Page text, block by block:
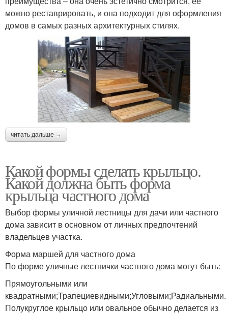
можно реставрировать, и она подходит для оформления
домов в самых разных архитектурных стилях.
читать дальше →
Какой формы сделать крыльцо.
Какой должна быть форма
крыльца частного дома
Выбор формы уличной лестницы для дачи или частного
дома зависит в основном от личных предпочтений
владельцев участка.
Форма маршей для частного дома
По форме уличные лестнички частного дома могут быть:
Прямоугольными или
квадратными;Трапециевидными;Угловыми;Радиальными.
Полукруглое крыльцо или овальное обычно делается из